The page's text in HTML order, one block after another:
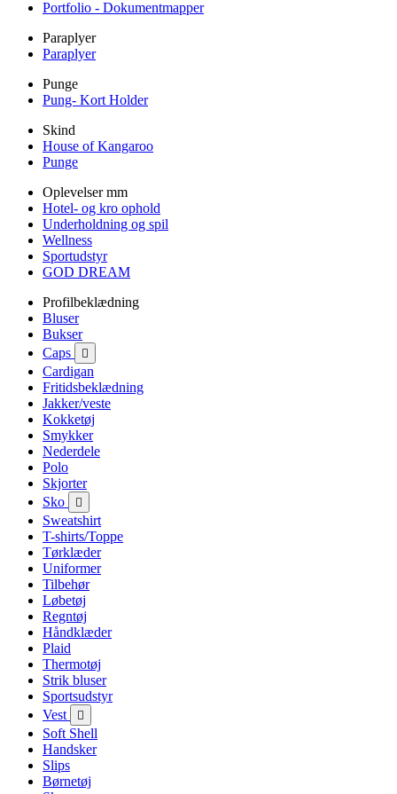
Portfolio - Dokumentmapper
Paraplyer
Paraplyer
Punge
Pung- Kort Holder
Skind
House of Kangaroo
Punge
Oplevelser mm
Hotel- og kro ophold
Underholdning og spil
Wellness
Sportudstyr
GOD DREAM
Profilbeklædning
Bluser
Bukser
Caps

Cardigan
Fritidsbeklædning
Jakker/veste
Kokketøj
Smykker
Nederdele
Polo
Skjorter
Sko

Sweatshirt
T-shirts/Toppe
Tørklæder
Uniformer
Tilbehør
Løbetøj
Regntøj
Håndklæder
Plaid
Thermotøj
Strik bluser
Sportsudstyr
Vest

Soft Shell
Handsker
Slips
Børnetøj